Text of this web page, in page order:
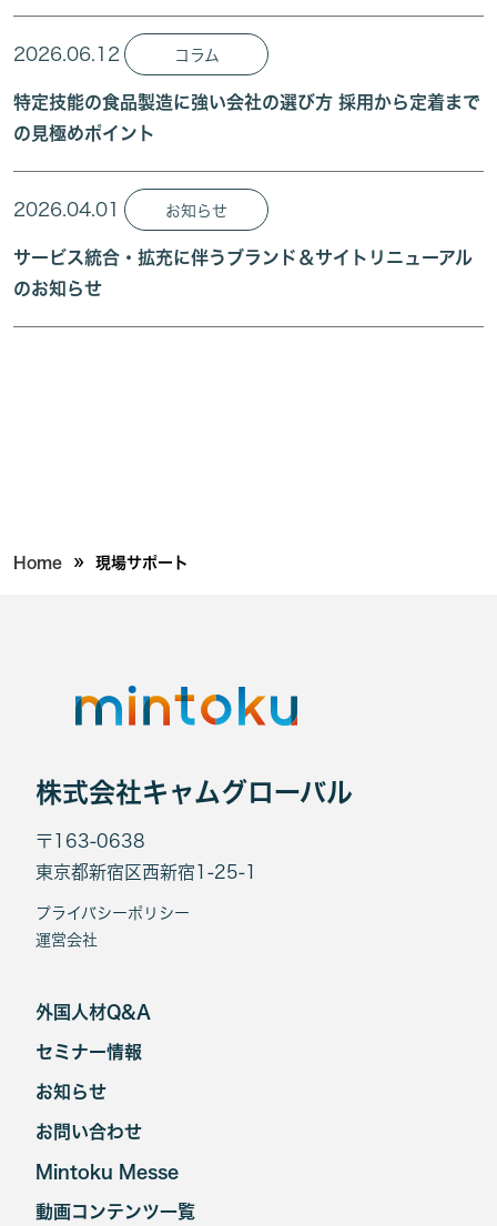
2026.06.12 コラム
特定技能の食品製造に強い会社の選び方 採用から定着まで
の見極めポイント
2026.04.01 お知らせ
サービス統合・拡充に伴うブランド＆サイトリニューアル
のお知らせ
Home » 現場サポート
株式会社キャムグローバル
〒163-0638
東京都新宿区西新宿1-25-1
プライバシーポリシー
運営会社
外国人材Q&A
セミナー情報
お知らせ
お問い合わせ
Mintoku Messe
動画コンテンツ一覧